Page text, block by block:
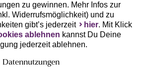
zu gewinnen. Mehr Infos zur
Widerrufsmöglichkeit) und zu
gibt’s jederzeit
hier. Mit Klick
ablehnen kannst Du Deine
jederzeit ablehnen.
Datennutzungen